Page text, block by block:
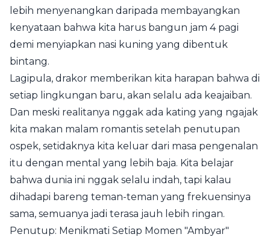
lebih menyenangkan daripada membayangkan
kenyataan bahwa kita harus bangun jam 4 pagi
demi menyiapkan nasi kuning yang dibentuk
bintang.
Lagipula, drakor memberikan kita harapan bahwa di
setiap lingkungan baru, akan selalu ada keajaiban.
Dan meski realitanya nggak ada kating yang ngajak
kita makan malam romantis setelah penutupan
ospek, setidaknya kita keluar dari masa pengenalan
itu dengan mental yang lebih baja. Kita belajar
bahwa dunia ini nggak selalu indah, tapi kalau
dihadapi bareng teman-teman yang frekuensinya
sama, semuanya jadi terasa jauh lebih ringan.
Penutup: Menikmati Setiap Momen "Ambyar"